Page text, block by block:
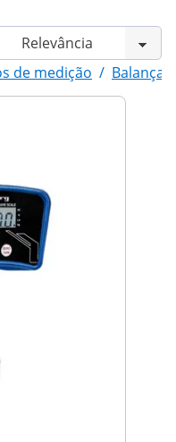
de medição / Balanças